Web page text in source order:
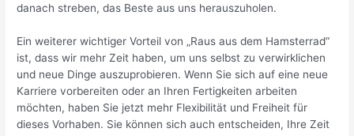
danach streben, das Beste aus uns herauszuholen.
Ein weiterer wichtiger Vorteil von „Raus aus dem Hamsterrad“
ist, dass wir mehr Zeit haben, um uns selbst zu verwirklichen
und neue Dinge auszuprobieren. Wenn Sie sich auf eine neue
Karriere vorbereiten oder an Ihren Fertigkeiten arbeiten
möchten, haben Sie jetzt mehr Flexibilität und Freiheit für
dieses Vorhaben. Sie können sich auch entscheiden, Ihre Zeit